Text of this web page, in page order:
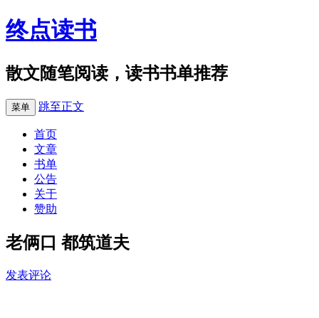
终点读书
散文随笔阅读，读书书单推荐
菜单 跳至正文
首页
文章
书单
公告
关于
赞助
老俩口 都筑道夫
发表评论